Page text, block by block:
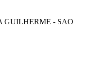
GUILHERME - SAO